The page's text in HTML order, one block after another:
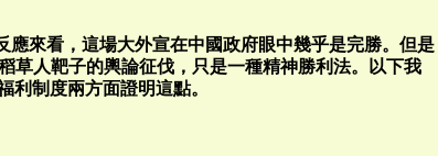
應來看，這場大外宣在中國政府眼中幾乎是完勝。但是
草人靶子的輿論征伐，只是一種精神勝利法。以下我
利制度兩方面證明這點。